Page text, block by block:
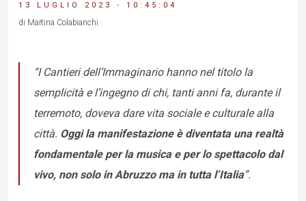
13 LUGLIO 2023 - 10:45:04
di Martina Colabianchi
“I Cantieri dell’Immaginario hanno nel titolo la
semplicità e l’ingegno di chi, tanti anni fa, durante il
terremoto, doveva dare vita sociale e culturale alla
città. Oggi la manifestazione è diventata una realtà
fondamentale per la musica e per lo spettacolo dal
vivo, non solo in Abruzzo ma in tutta l’Italia”.